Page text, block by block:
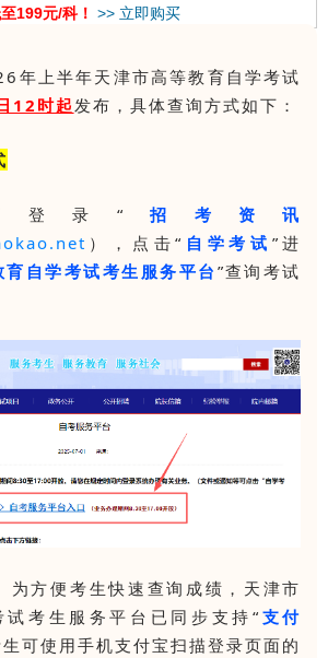
199元/科！
>> 立即购买
年上半年天津市高等教育自学考试
12时起 发布，具体查询方式如下：
登录“ 招考资讯
），点击“ 自学考试 ”进
育自学考试考生服务平台 ”查询考试
为方便考生快速查询成绩，天津市
考生服务平台已同步支持“支付
可使用手机支付宝扫描登录页面的